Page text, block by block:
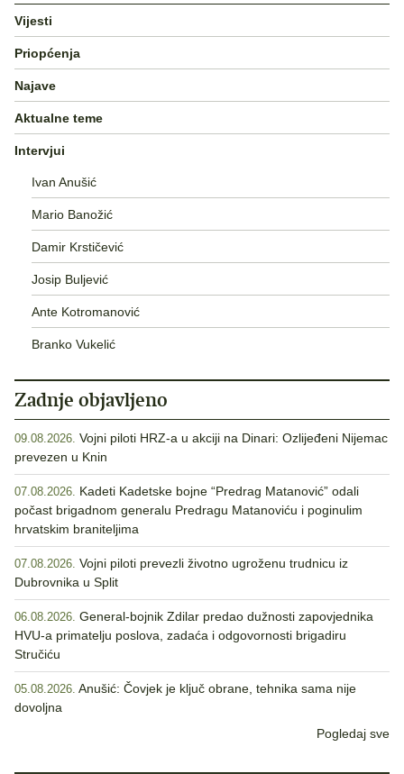
Vijesti
Priopćenja
Najave
Aktualne teme
Intervjui
Ivan Anušić
Mario Banožić
Damir Krstičević
Josip Buljević
Ante Kotromanović
Branko Vukelić
Zadnje objavljeno
09.08.2026. Vojni piloti HRZ-a u akciji na Dinari: Ozlijeđeni Nijemac
prevezen u Knin
07.08.2026. Kadeti Kadetske bojne “Predrag Matanović” odali
počast brigadnom generalu Predragu Matanoviću i poginulim
hrvatskim braniteljima
07.08.2026. Vojni piloti prevezli životno ugroženu trudnicu iz
Dubrovnika u Split
06.08.2026. General-bojnik Zdilar predao dužnosti zapovjednika
HVU-a primatelju poslova, zadaća i odgovornosti brigadiru
Stručiću
05.08.2026. Anušić: Čovjek je ključ obrane, tehnika sama nije
dovoljna
Pogledaj sve